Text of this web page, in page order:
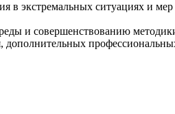
в экстремальных ситуациях и
и совершенствованию
дополнительных